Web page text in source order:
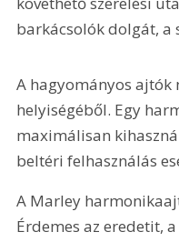
barkácsolók dolgát, a
A hagyományos ajtók
helyiségéből. Egy
maximálisan
beltéri felhasználás
A Marley
Érdemes az eredetit,